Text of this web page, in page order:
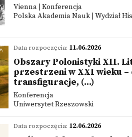
Vienna | Konferencja
Polska Akademia Nauk | Wydział
Data rozpoczęcia: 11.06.2026
Obszary Polonistyki XII.
przestrzeni w XXI wieku –
transfiguracje, (...)
Konferencja
Uniwersytet Rzeszowski
Data rozpoczęcia: 12.06.2026